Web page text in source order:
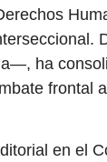
ha
frontal
en el